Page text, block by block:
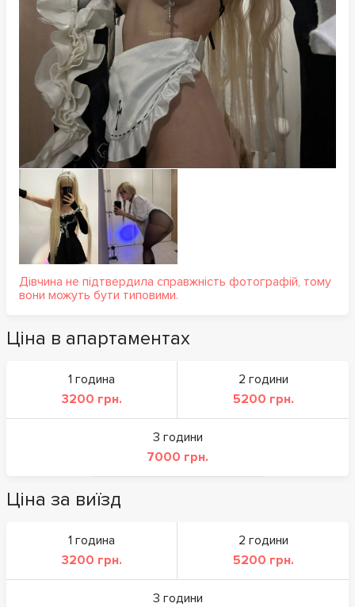
Дівчина не підтвердила справжність фотографій, тому
вони можуть бути типовими.
Ціна в апартаментах
1 година
3200 грн.
2 години
5200 грн.
3 години
7000 грн.
Ціна за виїзд
1 година
3200 грн.
2 години
5200 грн.
3 години